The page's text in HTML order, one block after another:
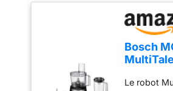
Bosch
Le robot